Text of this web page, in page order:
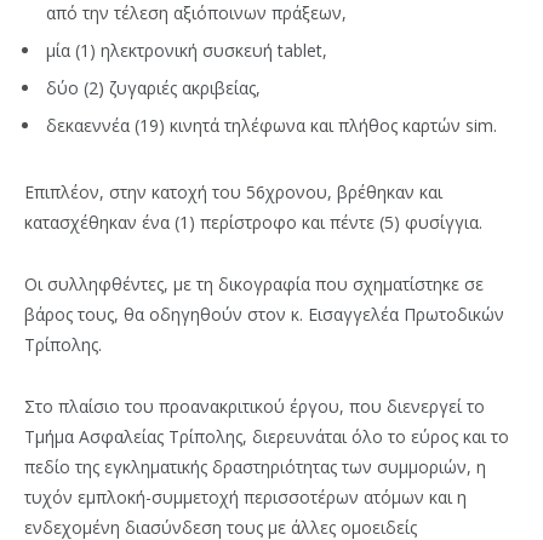
από την τέλεση αξιόποινων πράξεων,
μία (1) ηλεκτρονική συσκευή tablet,
δύο (2) ζυγαριές ακριβείας,
δεκαεννέα (19) κινητά τηλέφωνα και πλήθος καρτών sim.
Επιπλέον, στην κατοχή του 56χρονου, βρέθηκαν και
κατασχέθηκαν ένα (1) περίστροφο και πέντε (5) φυσίγγια.
Οι συλληφθέντες, με τη δικογραφία που σχηματίστηκε σε
βάρος τους, θα οδηγηθούν στον κ. Εισαγγελέα Πρωτοδικών
Τρίπολης.
Στο πλαίσιο του προανακριτικού έργου, που διενεργεί το
Τμήμα Ασφαλείας Τρίπολης, διερευνάται όλο το εύρος και το
πεδίο της εγκληματικής δραστηριότητας των συμμοριών, η
τυχόν εμπλοκή-συμμετοχή περισσοτέρων ατόμων και η
ενδεχομένη διασύνδεση τους με άλλες ομοειδείς